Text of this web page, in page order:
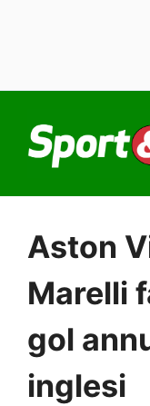
contenuto
Aston
Marelli
gol
inglesi